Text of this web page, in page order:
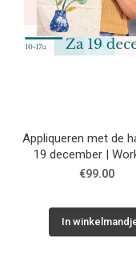
Appliqueren met de
19 december |
€99.00
In